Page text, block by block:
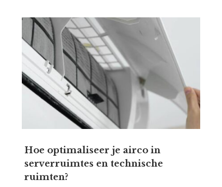
Hoe optimaliseer je airco in
serverruimtes en technische
ruimten?